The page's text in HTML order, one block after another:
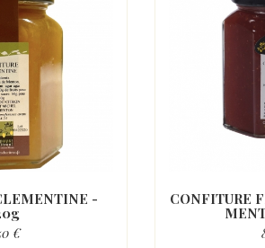
-
€
CONFITURE